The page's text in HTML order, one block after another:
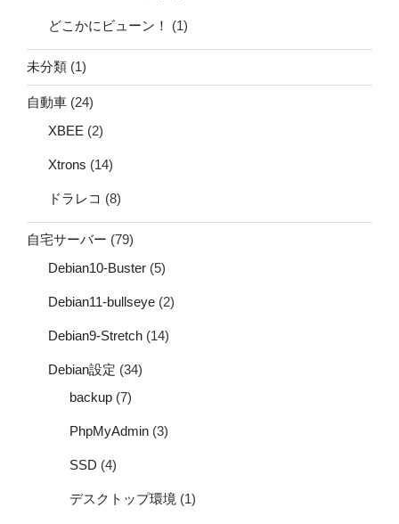
どこかにビューン！ (1)
未分類 (1)
自動車 (24)
XBEE (2)
Xtrons (14)
ドラレコ (8)
自宅サーバー (79)
Debian10-Buster (5)
Debian11-bullseye (2)
Debian9-Stretch (14)
Debian設定 (34)
backup (7)
PhpMyAdmin (3)
SSD (4)
デスクトップ環境 (1)